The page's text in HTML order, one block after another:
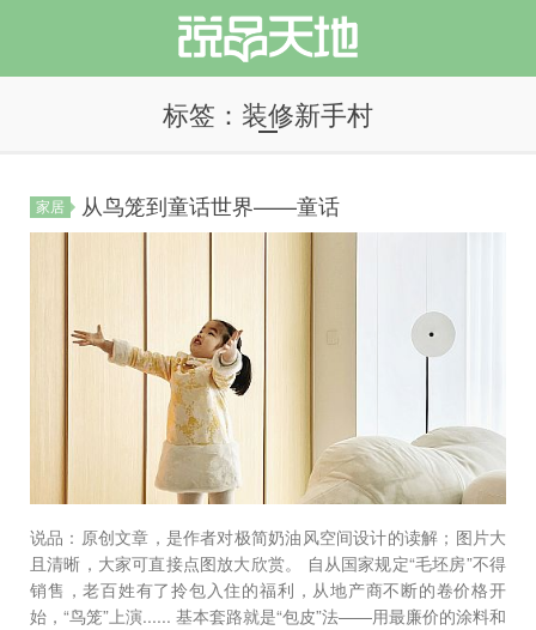
说品天地
标签：装修新手村
家居 从鸟笼到童话世界——童话
说品：原创文章，是作者对极简奶油风空间设计的读解；图片大
且清晰，大家可直接点图放大欣赏。 自从国家规定“毛坯房”不得
销售，老百姓有了拎包入住的福利，从地产商不断的卷价格开
始，“鸟笼”上演...... 基本套路就是“包皮”法——用最廉价的涂料和